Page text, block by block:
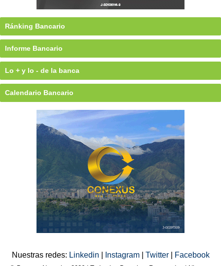
Ránking Bancario
Informe Bancario
Lo + y lo - de la banca
Calendario Bancario
Nuestras redes: Linkedin Instagram Twitter Facebook